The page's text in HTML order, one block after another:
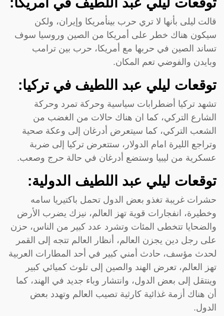
قالت ليلى بأنها لا تري حرب بينأمريكا وإيران، ولكن
سيكون هناك خطر على أمريكا من الصين وروسيا سوف
تساند الصين في حربها مع أمريكا، حرب بين ترامب
وبايدن والفوضي تعم المكان.
توقعات ليلي عبد اللطيف في تركيا:
تشهد تركيا أضطرابات سياسية وحركة تمرد وحركة
الشارع التركي، كما ان هناك حالات من الغضب من
الشعب التركي، كما سيتعرض أدرغان إلى وعكة صحية
وتراجع الليرة امام الدولار، ستتعرض تركيا إلى ضربة
عسكرية من ليبيا وستضع أدرغان في حالة حرج وصعب.
توقعات ليلي عبد اللطيف الدولية:
حشرات غريبة تغذو بعض الدول تحمل باكتيريا سامه
وخطيرة، انفجارات قوية تهز العالم، نيزك يضرب الأرض
والضحايا تتخطى المئات وتشرد عدد كبير من الناس، حزن
على رجل دين يجزن العالم، أنظار العالم تتجه إلى القمر
لحدث مؤسف، حادث أمني كبير في أحد المطارات العربية
تهز العالم، تعرض الهند والصين إلى تلوث كميائي كبير
وينتقل إلى بعض الدول، وانتشار وباء جديد في الهند، كما
أن هناك أزمة غذائية كارثية تصيب العالم وتهدد بعض
الدول.